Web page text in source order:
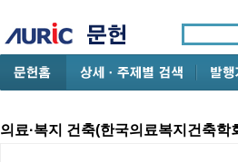
의료·복지 건축(한국의료복지건축학